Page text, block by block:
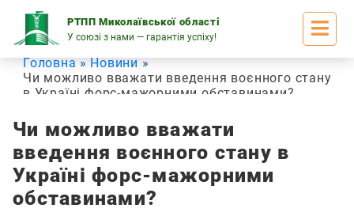
РТПП Миколаївської області
У союзі з нами — гарантія успіху!
content
Головна
Новини
Чи можливо вважати введення воєнного стану
в Україні форс-мажорними обставинами?
Чи можливо вважати
введення воєнного стану в
Україні форс-мажорними
обставинами?